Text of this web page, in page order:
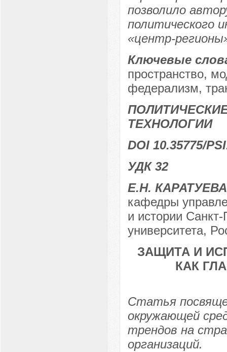
позволило
политического
«центр-
Ключевые
пространство,
федерализм,
ТЕХНОЛОГИИ
DOI 10.35775/
УДК 32
Е.Н. КАРАТУЕВА
кафедры
и истории Санкт-
университета,
ЗАЩИТА И
КАК
Статья
окружающей
трендов на
организаций.